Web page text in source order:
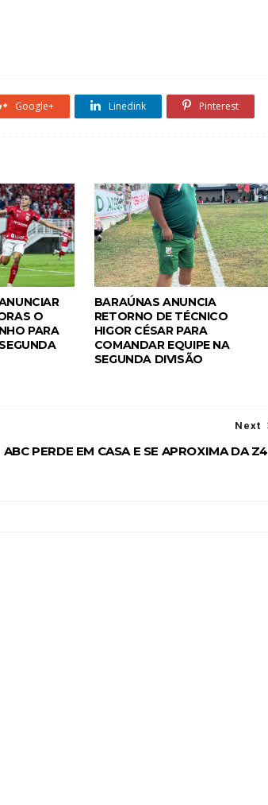
Google+ Linedink Pinterest
O
PARA
BARAÚNAS ANUNCIA
RETORNO DE TÉCNICO
HIGOR CÉSAR PARA
COMANDAR EQUIPE NA
SEGUNDA DIVISÃO
Next
ABC PERDE EM CASA E SE APROXIMA DA Z4